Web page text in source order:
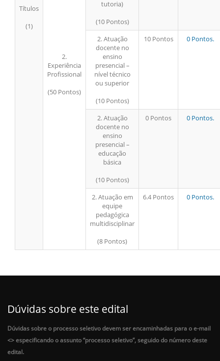
Títulos
(1)
2.
Experiência
Profissional
(50 Pontos)
tutoria)
(10 Pontos)
2. Atuação
docente no
ensino
presencial –
nível técnico
ou superior
(10 Pontos)
10 Pontos 0 Pontos.
2. Atuação
docente no
ensino
presencial –
educação
básica
(10 Pontos)
0 Pontos 0 Pontos.
2. Atuação em
equipe
pedagógica
multidisciplinar
(8 Pontos)
6.4 Pontos 0 Pontos.
Dúvidas sobre este edital
Dúvidas sobre o processo seletivo devem ser encaminhadas para o e-mail
<> especificando o assunto “processo seletivo”, seguido do número deste
edital.